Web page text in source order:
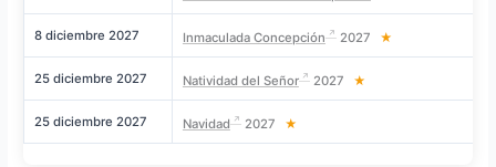
8 diciembre 2027 Inmaculada Concepción 2027 ★
25 diciembre 2027 Natividad del Señor 2027 ★
25 diciembre 2027 Navidad 2027 ★